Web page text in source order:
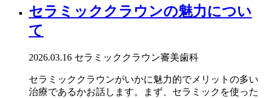
セラミッククラウンの魅力につい
て
2026.03.16 セラミッククラウン審美歯科
セラミッククラウンがいかに魅力的でメリットの多い
治療であるかお話します。まず、セラミックを使った